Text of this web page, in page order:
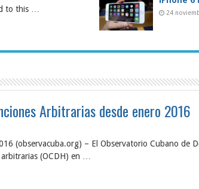
to this …
24
Arbitrarias desde enero 2016
(observacuba.org) – El Observatorio Cubano de
(OCDH) en …